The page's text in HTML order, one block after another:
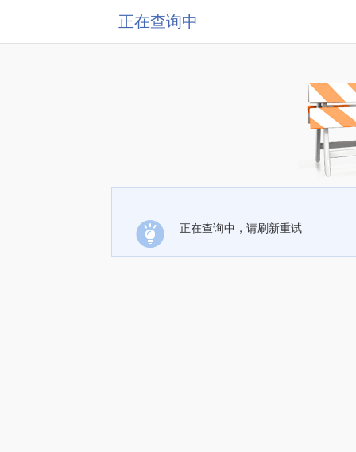
正在查询中
正在查询中，请刷新重试